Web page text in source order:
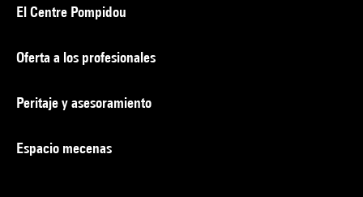
El Centre Pompidou
Oferta a los profesionales
Peritaje y asesoramiento
Espacio mecenas